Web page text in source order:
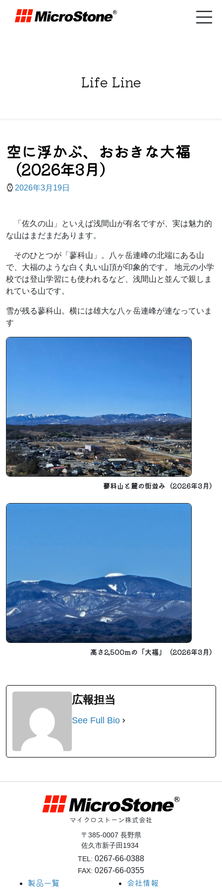
Life Line
空に浮かぶ、おおきな大福
（2026年3月）
2026年3月19日
「佐久の山」といえば浅間山が有名ですが、実は魅力的
な山はまだまだあります。
そのひとつが「蓼科山」。八ヶ岳連峰の北端にある山
で、大福のような白く丸い山頂が印象的です。 地元の小学
校では登山学習にも使われるなど、浅間山と並んで親しま
れている山です。
雪が残る蓼科山。横には雄大な八ヶ岳連峰が連なっていま
す
蓼科山と麓の街並み（2026年3月）
高さ2,500mの「大福」（2026年3月）
広報担当
See Full Bio
マイクロストーン株式会社
〒385-0007 長野県
佐久市新子田1934
TEL: 0267-66-0388
FAX: 0267-66-0355
製品一覧 会社情報